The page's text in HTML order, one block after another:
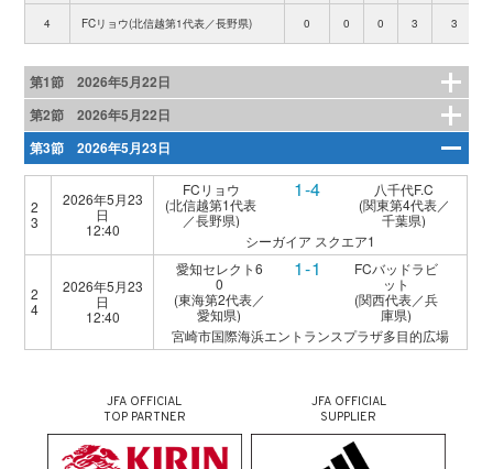
4 FCリョウ(北信越第1代表／長野県) 0 0 0 3 3
第1節 2026年5月22日
第2節 2026年5月22日
第3節 2026年5月23日
2
3
2026年5月23
日
12:40
FCリョウ
(北信越第1代表
／長野県)
1-4
八千代F.C
(関東第4代表／
千葉県)
シーガイア スクエア1
2
4
2026年5月23
日
12:40
愛知セレクト6
0
(東海第2代表／
愛知県)
1-1
FCバッドラビ
ット
(関西代表／兵
庫県)
宮崎市国際海浜エントランスプラザ多目的広場
JFA OFFICIAL
TOP PARTNER
JFA OFFICIAL
SUPPLIER